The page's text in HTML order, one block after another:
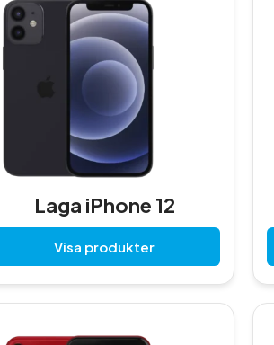
Laga iPhone 12
Visa produkter